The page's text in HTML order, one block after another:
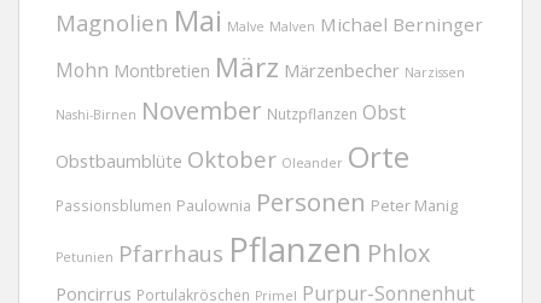
Magnolien Mai Malve Malven Michael Berninger
Mohn Montbretien März Märzenbecher Narzissen
Nashi-Birnen November Nutzpflanzen Obst
Obstbaumblüte Oktober Oleander Orte
Passionsblumen Paulownia Personen Peter Manig
Petunien Pfarrhaus Pflanzen Phlox
Poncirrus Portulakröschen Primel Purpur-Sonnenhut